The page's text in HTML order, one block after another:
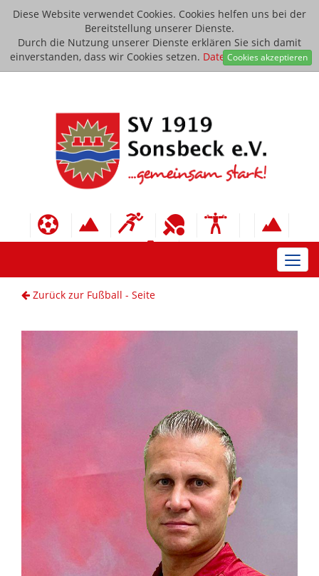
Diese Website verwendet Cookies. Cookies helfen uns bei der
Bereitstellung unserer Dienste.
Durch die Nutzung unserer Dienste erklären Sie sich damit
einverstanden, dass wir Cookies setzen. Datenschutzerklärung
Cookies akzeptieren
Zurück zur Fußball - Seite